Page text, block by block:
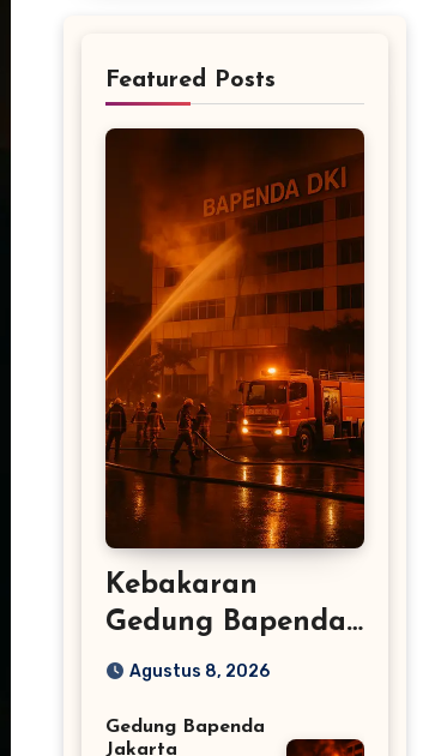
Featured Posts
Kebakaran
Gedung Bapenda
DKI: 100 Damkar
Jakarta
Agustus 8, 2026
Gedung Bapenda
Jakarta